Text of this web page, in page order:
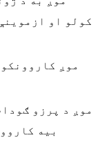
کولو او
بیه